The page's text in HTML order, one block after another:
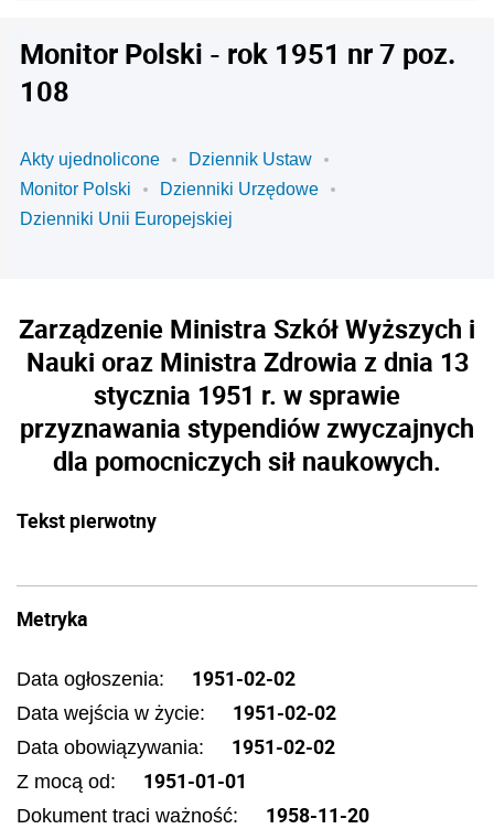
Monitor Polski - rok 1951 nr 7 poz.
108
Akty ujednolicone
Dziennik Ustaw
Monitor Polski
Dzienniki Urzędowe
Dzienniki Unii Europejskiej
Zarządzenie Ministra Szkół Wyższych i
Nauki oraz Ministra Zdrowia z dnia 13
stycznia 1951 r. w sprawie
przyznawania stypendiów zwyczajnych
dla pomocniczych sił naukowych.
Tekst pierwotny
Metryka
Data ogłoszenia: 1951-02-02
Data wejścia w życie: 1951-02-02
Data obowiązywania: 1951-02-02
Z mocą od: 1951-01-01
Dokument traci ważność: 1958-11-20